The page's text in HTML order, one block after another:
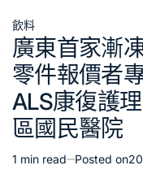
Posted
in
飲料
廣東首家漸
零件報價者
ALS康復護
區國民醫院
Estimated
1 min read Posted on